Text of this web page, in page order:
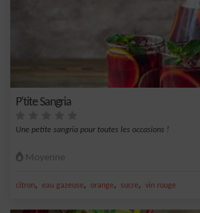
P'tite Sangria
Une petite sangria pour toutes les occasions !
Moyenne
citron, eau gazeuse, orange, sucre, vin rouge